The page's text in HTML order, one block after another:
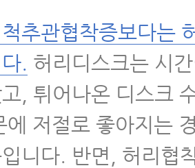
추관협착증보다는
. 허리디스크는 시
, 튀어나온 디스크
에 저절로 좋아지는
니다. 반면, 허리협